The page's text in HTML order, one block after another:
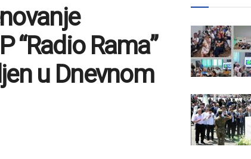
“Radio Rama”
u Dnevnom